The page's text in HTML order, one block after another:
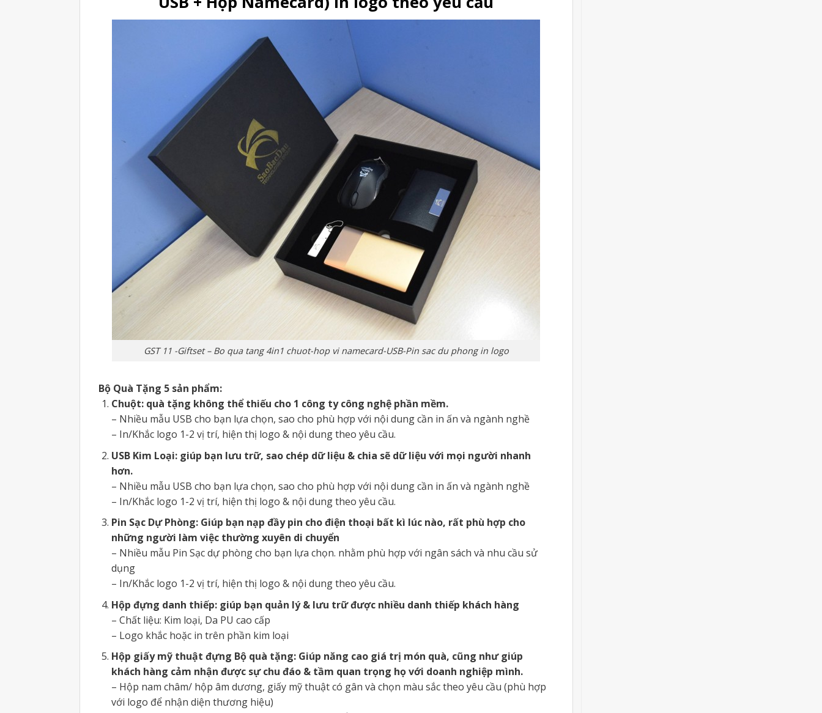
GST 11 -Giftset – Bo qua tang 4in1 chuot-hop vi namecard-USB-Pin sac du phong in logo
Bộ Quà Tặng 5 sản phẩm:
Chuột: quà tặng không thể thiếu cho 1 công ty công nghệ phần mềm.
– Nhiều mẫu USB cho bạn lựa chọn, sao cho phù hợp với nội dung cần in ấn và ngành nghề
– In/Khắc logo 1-2 vị trí, hiện thị logo & nội dung theo yêu cầu.
USB Kim Loại: giúp bạn lưu trữ, sao chép dữ liệu & chia sẽ dữ liệu với mọi người nhanh
hơn.
– Nhiều mẫu USB cho bạn lựa chọn, sao cho phù hợp với nội dung cần in ấn và ngành nghề
– In/Khắc logo 1-2 vị trí, hiện thị logo & nội dung theo yêu cầu.
Pin Sạc Dự Phòng: Giúp bạn nạp đầy pin cho điện thoại bất kì lúc nào, rất phù hợp cho
những người làm việc thường xuyên di chuyển
– Nhiều mẫu Pin Sạc dự phòng cho bạn lựa chọn. nhằm phù hợp với ngân sách và nhu cầu sử
dụng
– In/Khắc logo 1-2 vị trí, hiện thị logo & nội dung theo yêu cầu.
Hộp đựng danh thiếp: giúp bạn quản lý & lưu trữ được nhiều danh thiếp khách hàng
– Chất liệu: Kim loại, Da PU cao cấp
– Logo khắc hoặc in trên phần kim loại
Hộp giấy mỹ thuật đựng Bộ quà tặng: Giúp năng cao giá trị món quà, cũng như giúp
khách hàng cảm nhận được sự chu đáo & tầm quan trọng họ với doanh nghiệp mình.
– Hộp nam châm/ hộp âm dương, giấy mỹ thuật có gân và chọn màu sắc theo yêu cầu (phù hợp
với logo để nhận diện thương hiệu)